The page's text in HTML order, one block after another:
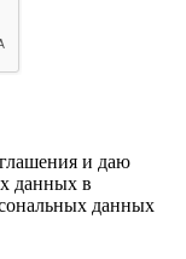
и даю
данных в
данных